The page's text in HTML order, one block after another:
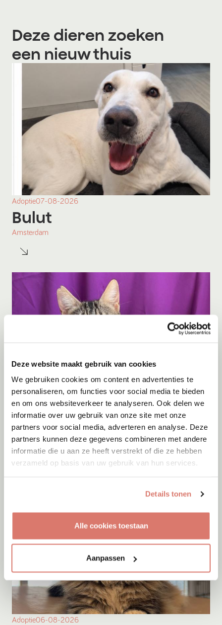
Deze website maakt gebruik van cookies
We gebruiken cookies om content en advertenties te
personaliseren, om functies voor social media te bieden
en om ons websiteverkeer te analyseren. Ook delen we
informatie over uw gebruik van onze site met onze
partners voor social media, adverteren en analyse. Deze
partners kunnen deze gegevens combineren met andere
informatie die u aan ze heeft verstrekt of die ze hebben
verzameld op basis van uw gebruik van hun services.
Details tonen
Alle cookies toestaan
Aanpassen
Deze dieren zoeken
een nieuw thuis
Adoptie07-08-2026
Bulut
Amsterdam
Adoptie 06-08-2026
Julian
Cyprus
Adoptie06-08-2026